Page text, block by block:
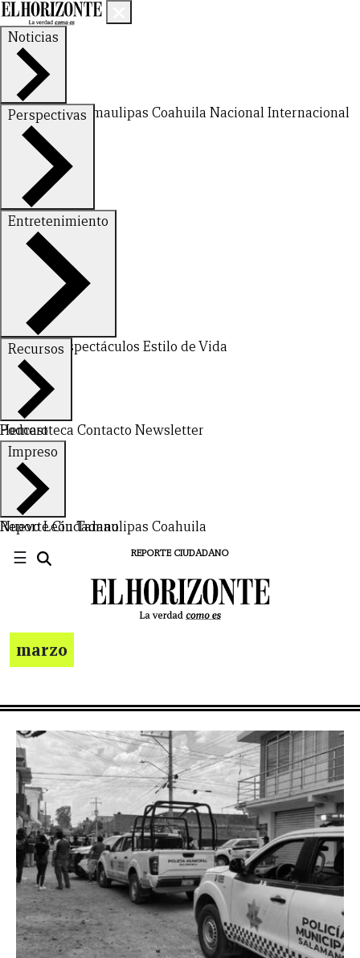
Noticias
Nuevo LeónTamaulipas Coahuila NacionalInternacional
Perspectivas
FinanzasOpinión
Entretenimiento
DeportesEspectáculos Estilo de Vida
Recursos
Hemeroteca Contacto Newsletter
Podcast
Impreso
Nuevo LeónTamaulipas Coahuila
Reporte Ciudadano
☰ REPORTE CIUDADANO
CERRAR
X
marzo